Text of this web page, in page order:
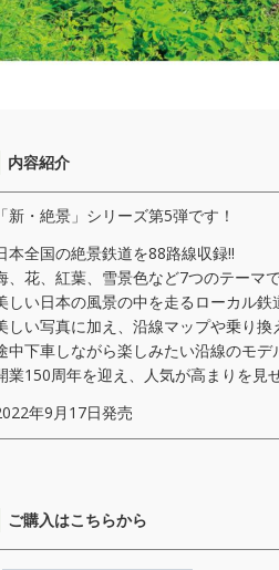
内容紹介
「新・絶景」シリーズ第5弾です！
本全国の絶景鉄道を88路線収録!!
、花、紅葉、雪景色など7つのテーマ
しい日本の風景の中を走るローカル鉄
しい写真に加え、沿線マップや乗り換
中下車しながら楽しみたい沿線のモデ
業150周年を迎え、人気が高まりを見
年9月17日発売
ご購入はこちらから